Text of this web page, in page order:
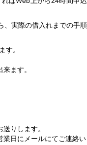
、実際の借入れまでの手順
す。
ます。
りします。
業日にメールにてご連絡い